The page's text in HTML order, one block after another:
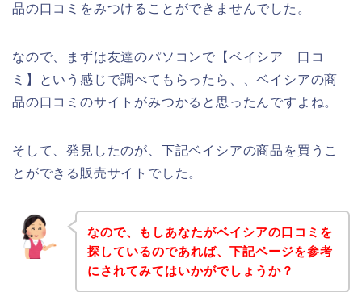
品の口コミをみつけることができませんでした。
なので、まずは友達のパソコンで【ベイシア 口コ
ミ】という感じで調べてもらったら、、ベイシアの商
品の口コミのサイトがみつかると思ったんですよね。
そして、発見したのが、下記ベイシアの商品を買うこ
とができる販売サイトでした。
なので、もしあなたがベイシアの口コミを
探しているのであれば、下記ページを参考
にされてみてはいかがでしょうか？